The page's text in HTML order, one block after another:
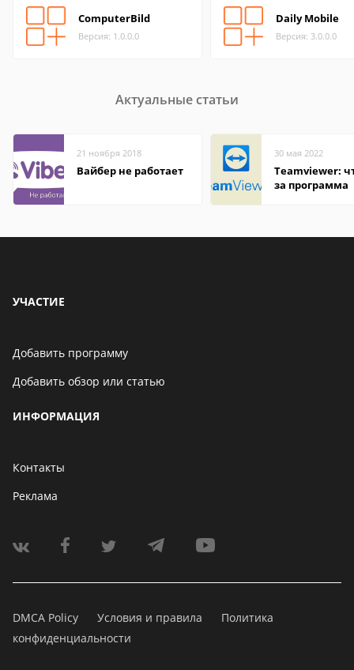
ComputerBild
Версия: 1.0.0.0
Daily Mobile
Версия: 3.0.0.0
Актуальные статьи
21 ноября 2018
Вайбер не работает
30 мая 2022
Teamviewer:
за программа
УЧАСТИЕ
Добавить программу
Добавить обзор или статью
ИНФОРМАЦИЯ
Контакты
Реклама
DMCA Policy Условия и правила
Политика
конфиденциальности